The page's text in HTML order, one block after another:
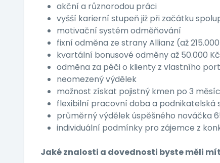
akční a různorodou práci
vyšší karierní stupeň již při začátku
motivační systém odměňování
fixní odměna ze strany Allianz (až
kvartální bonusové odměny až 50.000
odměna za péči o klienty z vlastního
neomezený výdělek
možnost získat pojistný kmen po 3
flexibilní pracovní doba a podnikatelská
průměrný výdělek úspěšného nováčka
individuální podmínky pro zájemce z
Jaké znalosti a dovednosti byste měli mít